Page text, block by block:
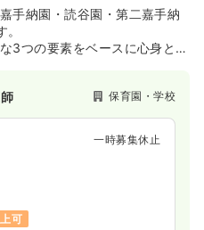
手納園・読谷園・第二嘉手納
3つの要素をベースに心身とも
保育園・学校
一時募集休止
可